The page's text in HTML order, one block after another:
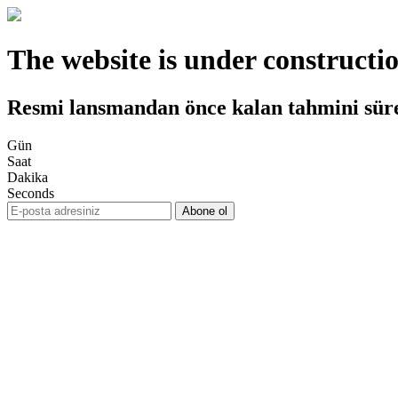
The website is under
Resmi lansmandan önce kalan tahmini
Gün
Saat
Dakika
Seconds